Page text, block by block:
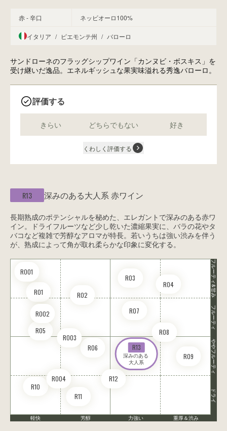
赤 - 辛口 ネッビオーロ100%
イタリア / ピエモンテ州 / バローロ
サンドローネのフラッグシップワイン「カンヌビ・ボスキス」を
受け継いだ逸品。エネルギッシュな果実味溢れる秀逸バローロ。
評価する
きらい どちらでもない 好き
くわしく評価する
R13 深みのある大人系 赤ワイン
長期熟成のポテンシャルを秘めた、エレガントで深みのある赤ワ
イン。ドライフルーツなど少し乾いた濃縮果実に、バラの花やタ
バコなど複雑で芳醇なアロマが特長。若いうちは強い渋みを伴う
が、熟成によって角が取れ柔らかな印象に変化する。
R01 R02
R03
R04
R05
R06
R07
R08
R09
R10
R11
R12
R13
深みのある
大人系
RO01
RO02
RO03
RO04
フルーティ&甘み
フルーティ
ややフルーティ
ドライ
軽快 芳醇 力強い 重厚＆渋み